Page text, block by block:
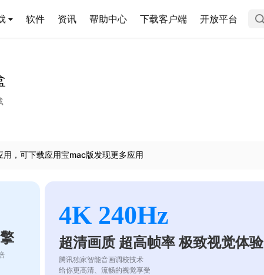
软件 资讯 帮助中心 下载客户端 开放平台
，可下载应用宝mac版发现更多应用
4K 240Hz
超清画质 超高帧率 极致视觉体验
腾讯独家智能音画调校技术
给你更高清、流畅的视觉享受